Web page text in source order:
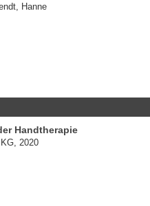
Hanne
Handtherapie
2020